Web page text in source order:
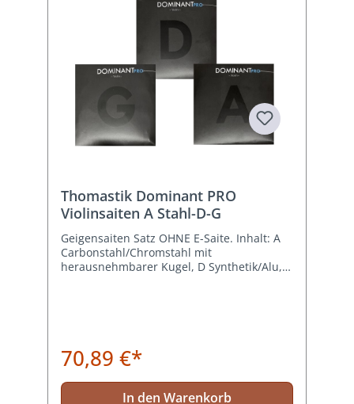
Thomastik Dominant PRO
Violinsaiten A Stahl-D-G
Geigensaiten Satz OHNE E-Saite. Inhalt: A
Carbonstahl/Chromstahl mit
herausnehmbarer Kugel, D Synthetik/Alu, G
70,89 €*
In den Warenkorb